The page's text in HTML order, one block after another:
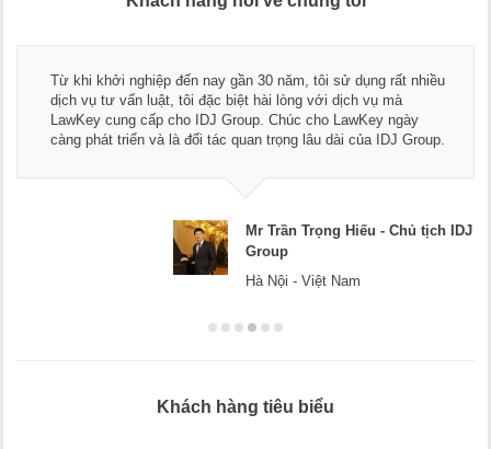
khởi nghiệp đến nay gần 30 năm, tôi sử dụng rất nhiều
vụ tư vấn luật, tôi đặc biệt hài lòng với dịch vụ mà
cung cấp cho IDJ Group. Chúc cho LawKey ngày
phát triển và là đối tác quan trọng lâu dài của IDJ Group.
Mr Trần Trọng Hiếu - Chủ tịch IDJ
Group
Hà Nội - Việt Nam
Khách hàng tiêu biểu